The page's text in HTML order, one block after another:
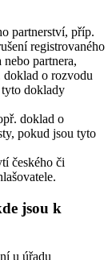
partnerství, příp.
registrovaného
partnera,
o rozvodu
doklady
doklad o
pokud jsou tyto
českého či
jsou k
u úřadu